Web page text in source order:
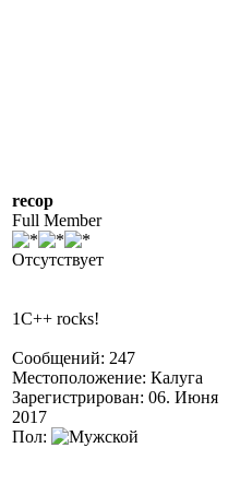
recop
Full Member
Отсутствует
1C++ rocks!
Сообщений: 247
Местоположение: Калуга
Зарегистрирован: 06. Июня
2017
Пол: